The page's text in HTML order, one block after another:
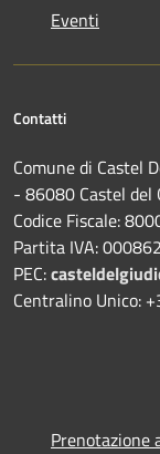
Eventi
Contatti
Comune di Castel
- 86080 Castel del
Codice Fiscale:
Partita IVA:
PEC:
Centralino Unico:
Prenotazione